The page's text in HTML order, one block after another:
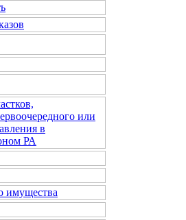
или
в
РА
имущества